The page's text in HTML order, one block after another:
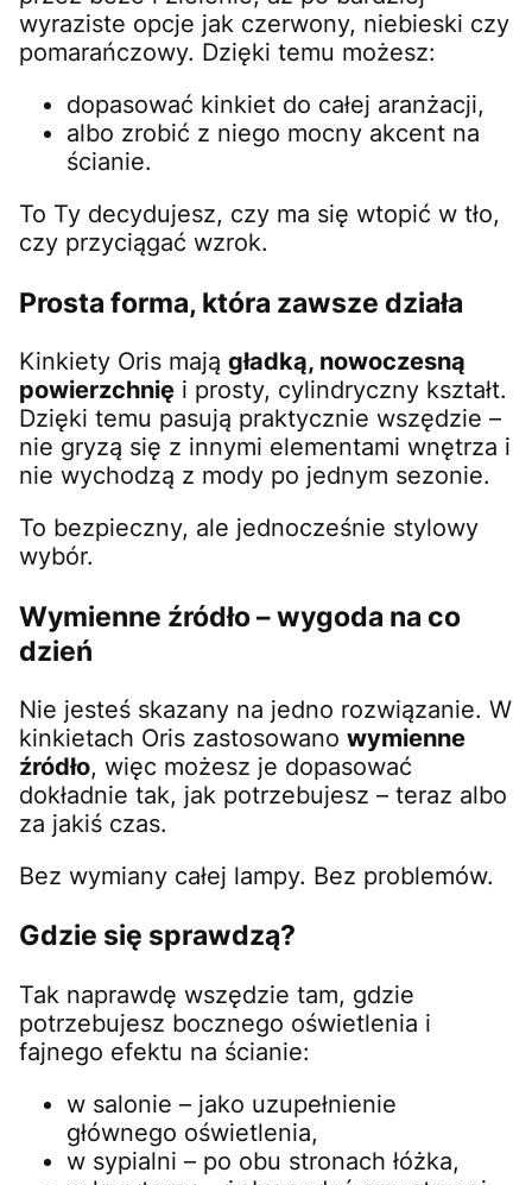
wyraziste opcje jak czerwony, niebieski czy
pomarańczowy. Dzięki temu możesz:
dopasować kinkiet do całej aranżacji,
albo zrobić z niego mocny akcent na
ścianie.
To Ty decydujesz, czy ma się wtopić w tło,
czy przyciągać wzrok.
Prosta forma, która zawsze działa
Kinkiety Oris mają gładką, nowoczesną
powierzchnię i prosty, cylindryczny kształt.
Dzięki temu pasują praktycznie wszędzie –
nie gryzą się z innymi elementami wnętrza i
nie wychodzą z mody po jednym sezonie.
To bezpieczny, ale jednocześnie stylowy
wybór.
Wymienne źródło – wygoda na co
dzień
Nie jesteś skazany na jedno rozwiązanie. W
kinkietach Oris zastosowano wymienne
źródło, więc możesz je dopasować
dokładnie tak, jak potrzebujesz – teraz albo
za jakiś czas.
Bez wymiany całej lampy. Bez problemów.
Gdzie się sprawdzą?
Tak naprawdę wszędzie tam, gdzie
potrzebujesz bocznego oświetlenia i
fajnego efektu na ścianie:
w salonie – jako uzupełnienie
głównego oświetlenia,
w sypialni – po obu stronach łóżka,